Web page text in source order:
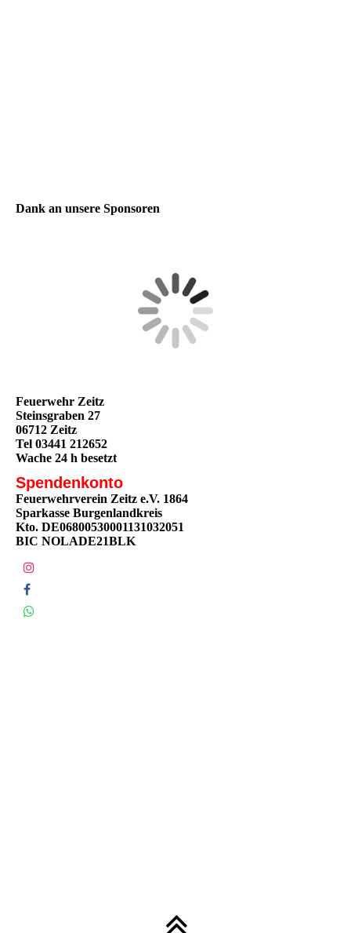
Dank an unsere Sponsoren
Feuerwehr Zeitz
Steinsgraben 27
06712 Zeitz
Tel 03441 212652
Wache 24 h besetzt
Spendenkonto
Feuerwehrverein Zeitz e.V. 1864
Sparkasse Burgenlandkreis
Kto. DE06800530001131032051
BIC NOLADE21BLK